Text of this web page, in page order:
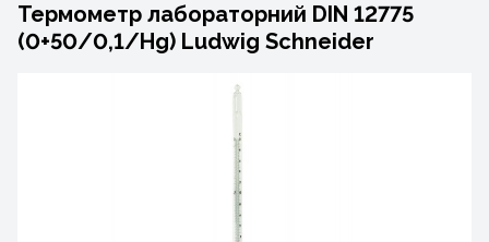
Термометр лабораторний DIN 12775
(0+50/0,1/Hg) Ludwig Schneider